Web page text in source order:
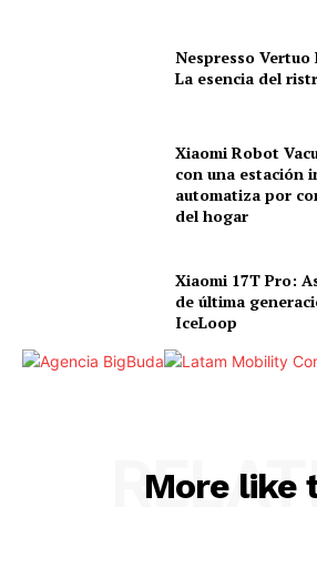
Nespresso
La esencia del
Xiaomi Robot
con una estación
automatiza por
del hogar
Xiaomi 17T Pro:
de última
IceLoop
More like